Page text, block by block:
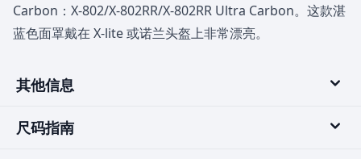
Carbon：X-802/X-802RR/X-802RR Ultra Carbon。这款湛
蓝色面罩戴在 X-lite 或诺兰头盔上非常漂亮。
其他信息
尺码指南